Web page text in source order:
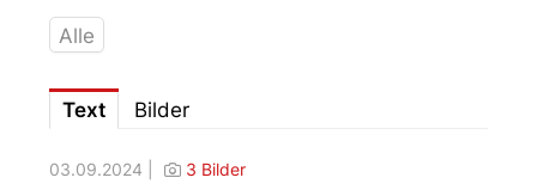
BIPA
Downloads
Fotos – Vorstand
Alle
Text Bilder
03.09.2024 | 3 Bilder